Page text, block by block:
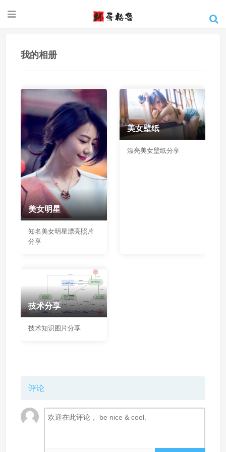
我的相册
美女明星
知名美女明星漂亮照片
分享
美女壁纸
漂亮美女壁纸分享
技术分享
技术知识图片分享
评论